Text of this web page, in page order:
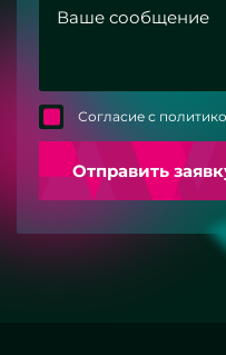
Согласие с
Отправить